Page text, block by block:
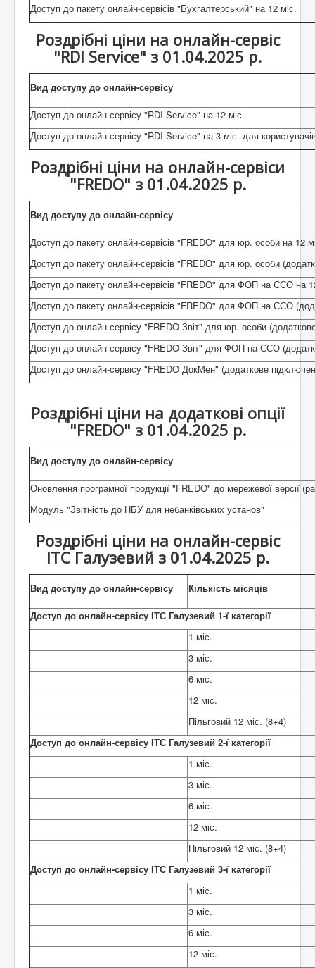
Доступ до пакету онлайн-сервісів "Бухгалтерський" на 12 міс.
Роздрібні ціни на онлайн-сервіс
"RDI Service" з 01.04.2025 р.
Вид доступу до онлайн-сервісу
Доступ до онлайн-сервісу "RDI Service" на 12 міс.
Доступ до онлайн-сервісу "RDI Service" на 3 міс. для
Роздрібні ціни на онлайн-сервіси
"FREDO" з 01.04.2025 р.
Вид доступу до онлайн-сервісу
Доступ до пакету онлайн-сервісів "FREDO" для юр. особи на 12
Доступ до пакету онлайн-сервісів "FREDO" для юр. особи
Доступ до пакету онлайн-сервісів "FREDO" для ФОП на ССО на
Доступ до пакету онлайн-сервісів "FREDO" для ФОП на ССО
Доступ до онлайн-сервісу "FREDO Звіт" для юр. особи
Доступ до онлайн-сервісу "FREDO Звіт" для ФОП на ССО
Доступ до онлайн-сервісу "FREDO ДокМен" (додаткове
Роздрібні ціни на додаткові опції
"FREDO" з 01.04.2025 р.
Вид доступу до онлайн-сервісу
Оновлення програмної продукції "FREDO" до мережевої версії
Модуль "Звітність до НБУ для небанківських установ"
Роздрібні ціни на онлайн-сервіс
ІТС Галузевий з 01.04.2025 р.
Вид доступу до онлайн-сервісу Кількість місяців
Доступ до онлайн-сервісу ІТС Галузевий 1-ї категорії
1 міс.
3 міс.
6 міс.
12 міс.
Пільговий 12 міс. (8+4)
Доступ до онлайн-сервісу ІТС Галузевий 2-ї категорії
1 міс.
3 міс.
6 міс.
12 міс.
Пільговий 12 міс. (8+4)
Доступ до онлайн-сервісу ІТС Галузевий 3-ї категорії
1 міс.
3 міс.
6 міс.
12 міс.